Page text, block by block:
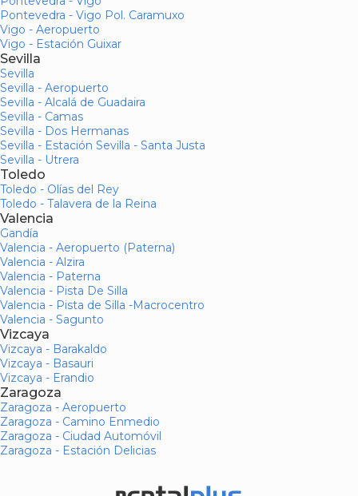
Pontevedra - Vigo Pol. Caramuxo
Vigo - Aeropuerto
Vigo - Estación Guixar
Sevilla
Sevilla
Sevilla - Aeropuerto
Sevilla - Alcalá de Guadaira
Sevilla - Camas
Sevilla - Dos Hermanas
Sevilla - Estación Sevilla - Santa Justa
Sevilla - Utrera
Toledo
Toledo - Olías del Rey
Toledo - Talavera de la Reina
Valencia
Gandía
Valencia - Aeropuerto (Paterna)
Valencia - Alzira
Valencia - Paterna
Valencia - Pista De Silla
Valencia - Pista de Silla -Macrocentro
Valencia - Sagunto
Vizcaya
Vizcaya - Barakaldo
Vizcaya - Basauri
Vizcaya - Erandio
Zaragoza
Zaragoza - Aeropuerto
Zaragoza - Camino Enmedio
Zaragoza - Ciudad Automóvil
Zaragoza - Estación Delicias